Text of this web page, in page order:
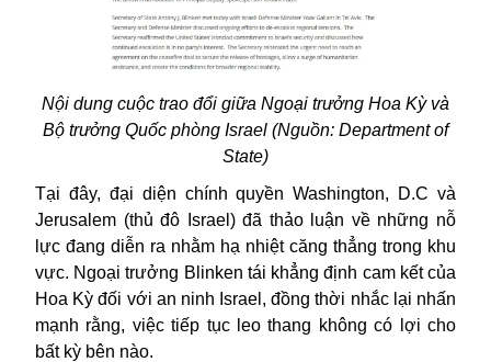
Nội dung cuộc trao đổi giữa Ngoại trưởng Hoa Kỳ và
Bộ trưởng Quốc phòng Israel (Nguồn: Department of
State)
Tại đây, đại diện chính quyền Washington, D.C và
Jerusalem (thủ đô Israel) đã thảo luận về những nỗ
lực đang diễn ra nhằm hạ nhiệt căng thẳng trong khu
vực. Ngoại trưởng Blinken tái khẳng định cam kết của
Hoa Kỳ đối với an ninh Israel, đồng thời nhắc lại nhấn
mạnh rằng, việc tiếp tục leo thang không có lợi cho
bất kỳ bên nào.